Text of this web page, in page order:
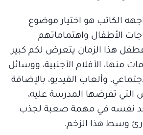
الكاتب هو اختيار موضوع
الأطفال واهتماماتهم
هذا الزمان يتعرض لكم كبير
منها، الأفلام الأجنبية، ووسائل
وألعاب الفيديو، بالإضافة
تفرضها المدرسة عليه،
نفسه في مهمة صعبة لجذب
وسط هذا الزخم.